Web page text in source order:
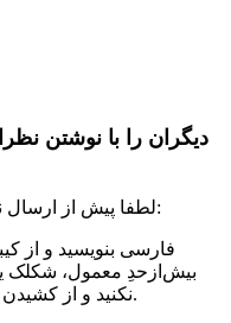
دیگران را با نوشتن
لطفا پیش از ارسال نظر، خلاصه قوانین زیر را مطالعه کنید:
فارسی بنویسید و از
نکنید و از کشیدن حروف یا کلمات با صفحه‌کلید بپرهیزید.